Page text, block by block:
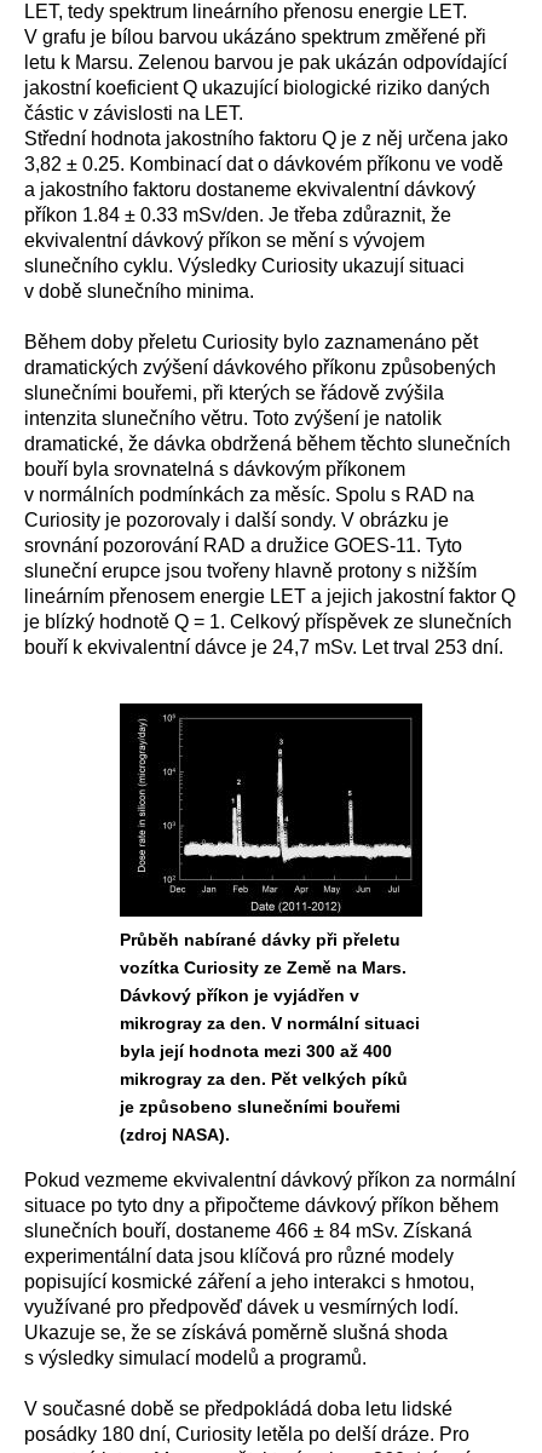
LET, tedy spektrum lineárního přenosu energie LET.
V grafu je bílou barvou ukázáno spektrum změřené při
letu k Marsu. Zelenou barvou je pak ukázán odpovídající
jakostní koeficient Q ukazující biologické riziko daných
částic v závislosti na LET.
Střední hodnota jakostního faktoru Q je z něj určena jako
3,82 ± 0.25. Kombinací dat o dávkovém příkonu ve vodě
a jakostního faktoru dostaneme ekvivalentní dávkový
příkon 1.84 ± 0.33 mSv/den. Je třeba zdůraznit, že
ekvivalentní dávkový příkon se mění s vývojem
slunečního cyklu. Výsledky Curiosity ukazují situaci
v době slunečního minima.
Během doby přeletu Curiosity bylo zaznamenáno pět
dramatických zvýšení dávkového příkonu způsobených
slunečními bouřemi, při kterých se řádově zvýšila
intenzita slunečního větru. Toto zvýšení je natolik
dramatické, že dávka obdržená během těchto slunečních
bouří byla srovnatelná s dávkovým příkonem
v normálních podmínkách za měsíc. Spolu s RAD na
Curiosity je pozorovaly i další sondy. V obrázku je
srovnání pozorování RAD a družice GOES-11. Tyto
sluneční erupce jsou tvořeny hlavně protony s nižším
lineárním přenosem energie LET a jejich jakostní faktor Q
je blízký hodnotě Q = 1. Celkový příspěvek ze slunečních
bouří k ekvivalentní dávce je 24,7 mSv. Let trval 253 dní.
Průběh nabírané dávky při přeletu
vozítka Curiosity ze Země na Mars.
Dávkový příkon je vyjádřen v
mikrogray za den. V normální situaci
byla její hodnota mezi 300 až 400
mikrogray za den. Pět velkých píků
je způsobeno slunečními bouřemi
(zdroj NASA).
Pokud vezmeme ekvivalentní dávkový příkon za normální
situace po tyto dny a připočteme dávkový příkon během
slunečních bouří, dostaneme 466 ± 84 mSv. Získaná
experimentální data jsou klíčová pro různé modely
popisující kosmické záření a jeho interakci s hmotou,
využívané pro předpověď dávek u vesmírných lodí.
Ukazuje se, že se získává poměrně slušná shoda
s výsledky simulací modelů a programů.
V současné době se předpokládá doba letu lidské
posádky 180 dní, Curiosity letěla po delší dráze. Pro